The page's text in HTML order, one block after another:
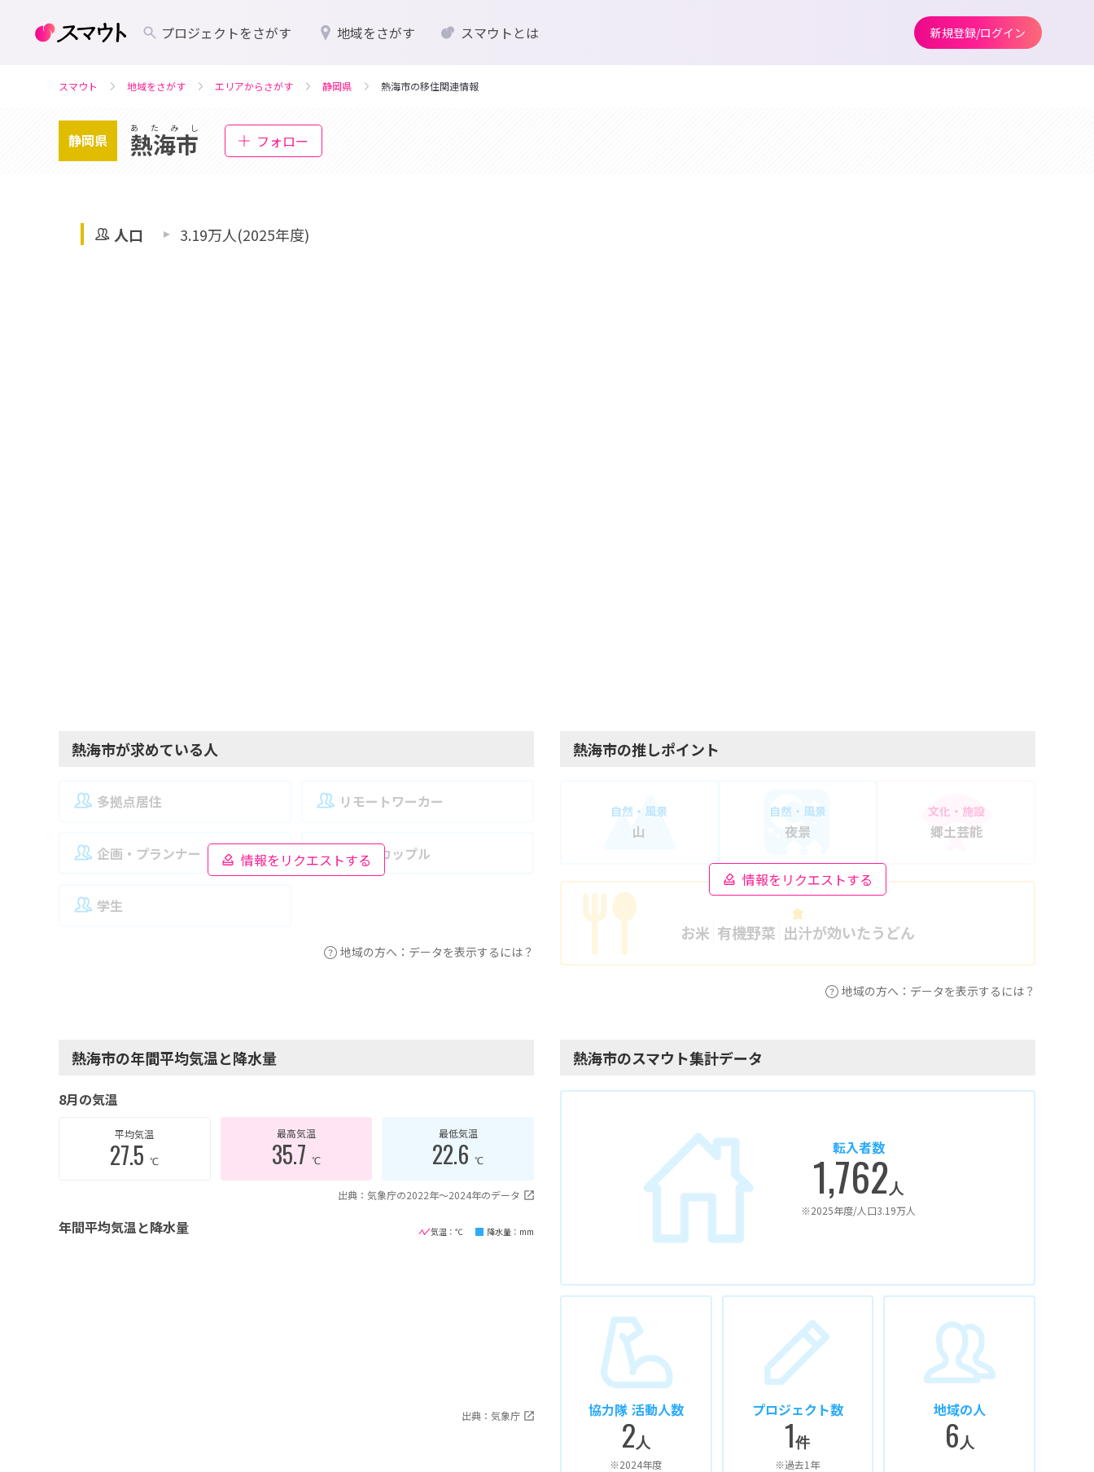
プロジェクトをさがす 地域をさがす スマウトとは 新規登録/ログイン
スマウト 地域をさがす エリアからさがす 静岡県 熱海市の移住関連情報
静岡県
あたみし
熱海市 フォロー
人口 3.19万人(2025年度)
熱海市が求めている人
情報をリクエストする
多拠点居住 リモートワーカー
企画・プランナー 夫婦・カップル
学生
地域の方へ：データを表示するには？
熱海市の推しポイント
情報をリクエストする
自然・風景
山
自然・風景
夜景
文化・施設
郷土芸能
食
お米 有機野菜 出汁が効いたうどん
地域の方へ：データを表示するには？
熱海市の年間平均気温と降水量
8月の気温
平均気温
27.5℃
最高気温
35.7 ℃
最低気温
22.6℃
出典：気象庁の2022年〜2024年のデータ
年間平均気温と降水量 気温：℃ 降水量：mm
出典：気象庁
熱海市のスマウト集計データ
転入者数
1,762人
※2025年度/人口3.19万人
協力隊 活動人数
2人
※2024年度
プロジェクト数
1件
※過去1年
地域の人
6人